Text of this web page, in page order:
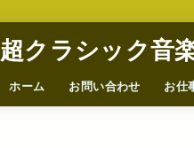
超クラシック音
ホーム お問い合わせ お仕